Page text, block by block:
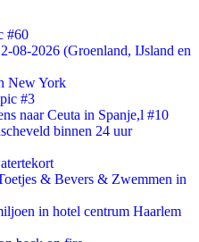
#60
08-2026 (Groenland, IJsland en
New York
#3
naar Ceuta in Spanje,l #10
binnen 24 uur
& Bevers & Zwemmen in
in hotel centrum Haarlem